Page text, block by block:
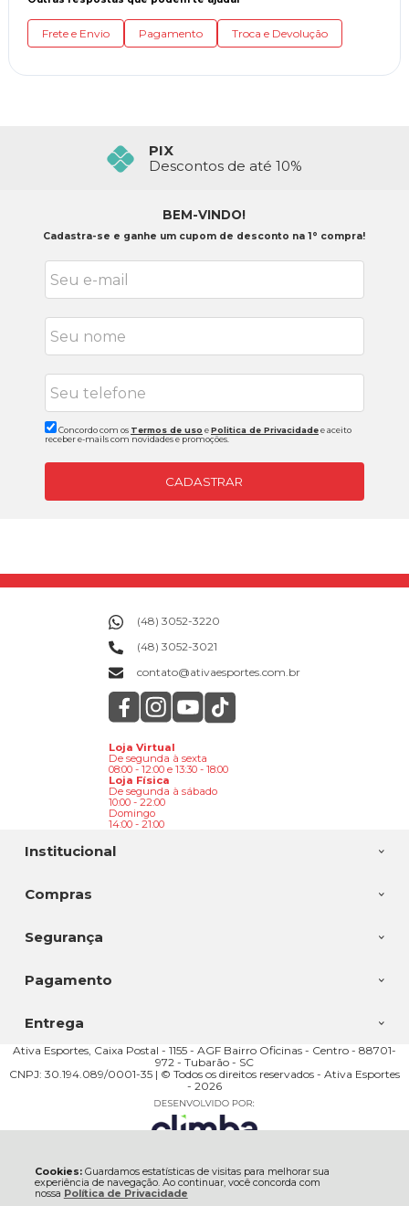
Cookies: Guardamos estatísticas de visitas para melhorar sua
experiência de navegação. Ao continuar, você concorda com
nossa Política de Privacidade
Frete e Envio Pagamento Troca e Devolução
PIX
Descontos de até 10%
BEM-VINDO!
Cadastra-se e ganhe um cupom de desconto na 1° compra!
Concordo com os Termos de uso ePolitica de Privacidadee aceito
receber e-mails com novidades e promoções.
CADASTRAR
Institucional
Compras
(48) 3052-3220
(48) 3052-3021
contato@ativaesportes.com.br
Loja Virtual
De segunda à sexta
08:00 - 12:00 e 13:30 - 18:00
Loja Física
De segunda à sábado
10:00 - 22:00
Domingo
14:00 - 21:00
Segurança
Pagamento
Entrega
Ativa Esportes, Caixa Postal - 1155 - AGF Bairro Oficinas - Centro - 88701-
972 - Tubarão - SC
CNPJ: 30.194.089/0001-35 | © Todos os direitos reservados - Ativa Esportes
- 2026